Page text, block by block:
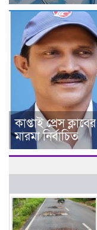
কাপ্তাই প্রেস
মারমা নির্বাচিত